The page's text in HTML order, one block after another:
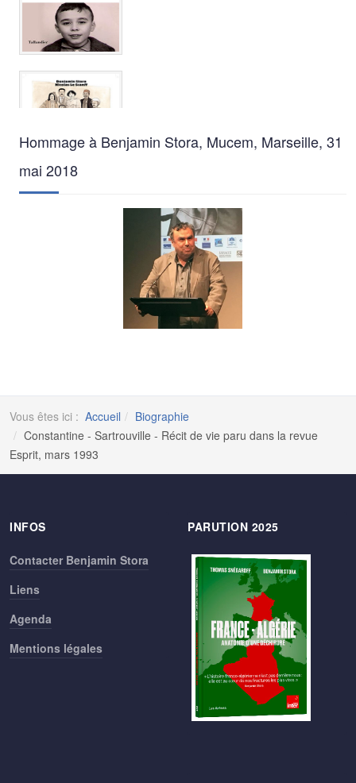
Hommage à Benjamin Stora, Mucem, Marseille, 31
mai 2018
Vous êtes ici : Accueil
Biographie
Constantine - Sartrouville - Récit de vie paru dans la revue
Esprit, mars 1993
INFOS
Contacter Benjamin Stora
Liens
Agenda
Mentions légales
PARUTION 2025